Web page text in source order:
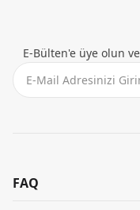
E-Bülten'e üye olun
FAQ